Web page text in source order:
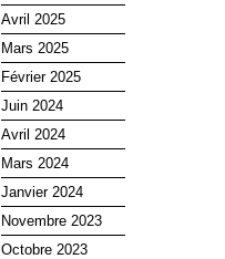
Avril 2025
Mars 2025
Février 2025
Juin 2024
Avril 2024
Mars 2024
Janvier 2024
Novembre 2023
Octobre 2023